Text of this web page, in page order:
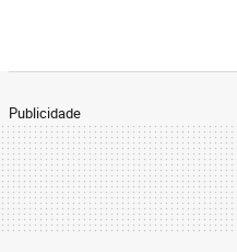
Publicidade